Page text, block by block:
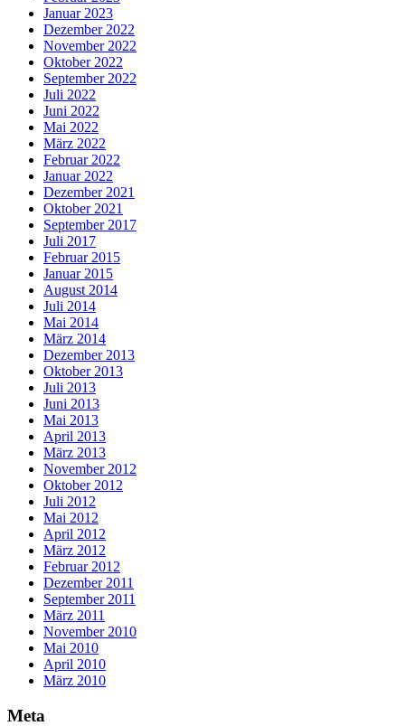
Januar 2023
Dezember 2022
November 2022
Oktober 2022
September 2022
Juli 2022
Juni 2022
Mai 2022
März 2022
Februar 2022
Januar 2022
Dezember 2021
Oktober 2021
September 2017
Juli 2017
Februar 2015
Januar 2015
August 2014
Juli 2014
Mai 2014
März 2014
Dezember 2013
Oktober 2013
Juli 2013
Juni 2013
Mai 2013
April 2013
März 2013
November 2012
Oktober 2012
Juli 2012
Mai 2012
April 2012
März 2012
Februar 2012
Dezember 2011
September 2011
März 2011
November 2010
Mai 2010
April 2010
März 2010
Meta